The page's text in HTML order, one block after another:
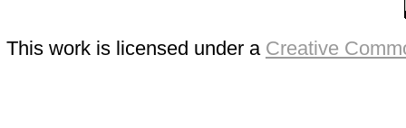
This work is licensed under a Creative